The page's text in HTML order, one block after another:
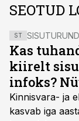
SEOTUD
ST
Kas
kiirelt
infoks?
Kinnisvara- ja
kasvab iga